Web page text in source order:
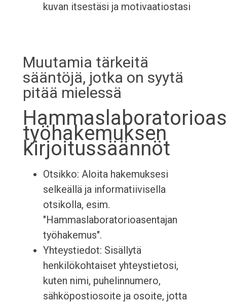
kuvan itsestäsi ja motivaatiostasi
Muutamia tärkeitä
sääntöjä, jotka on syytä
pitää mielessä
työhakemuksen
kirjoitussäännöt
Otsikko: Aloita hakemuksesi
selkeällä ja informatiivisella
otsikolla, esim.
"Hammaslaboratorioasentajan
työhakemus".
Yhteystiedot: Sisällytä
henkilökohtaiset yhteystietosi,
kuten nimi, puhelinnumero,
sähköpostiosoite ja osoite, jotta